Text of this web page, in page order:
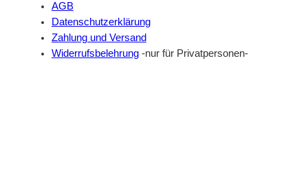
AGB
Datenschutzerklärung
Zahlung und Versand
Widerrufsbelehrung-nur für Privatpersonen-